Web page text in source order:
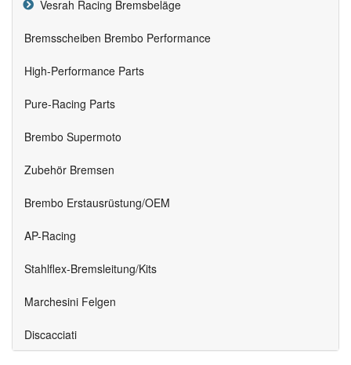
Vesrah Racing Bremsbeläge
Bremsscheiben Brembo Performance
High-Performance Parts
Pure-Racing Parts
Brembo Supermoto
Zubehör Bremsen
Brembo Erstausrüstung/OEM
AP-Racing
Stahlflex-Bremsleitung/Kits
Marchesini Felgen
Discacciati